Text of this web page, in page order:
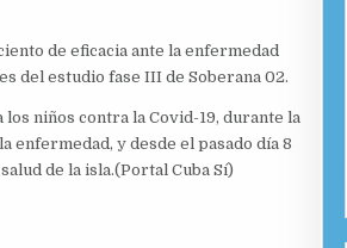
de eficacia ante la enfermedad
del estudio fase III de Soberana 02.
niños contra la Covid-19, durante la
enfermedad, y desde el pasado día 8
de la isla.(Portal Cuba Sí)